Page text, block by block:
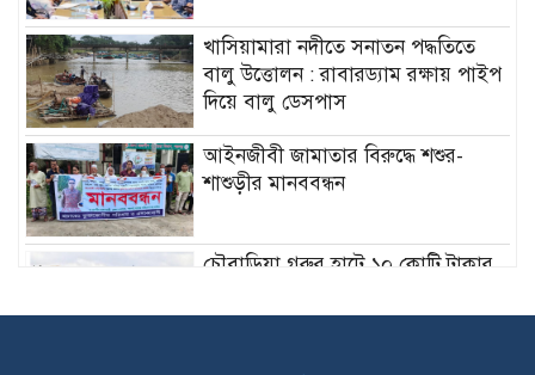
খাসিয়ামারা নদীতে সনাতন পদ্ধতিতে
বালু উত্তোলন : রাবারড্যাম রক্ষায় পাইপ
দিয়ে বালু ডেসপাস
আইনজীবী জামাতার বিরুদ্ধে শশুর-
শাশুড়ীর মানববন্ধন
চৌবাড়িয়া গরুর হাটে ১০ কোটি টাকার